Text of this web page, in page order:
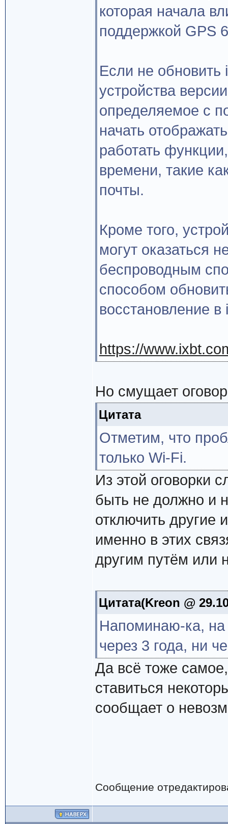
которая начала
поддержкой GPS
Если не обновить
устройства
определяемое с
начать
работать
времени, такие
почты.
Кроме того,
могут оказаться
беспроводным
способом
восстановление
https://
Но смущает
Цитата
Отметим, что
только Wi-Fi.
Из этой оговорки
быть не должно и
отключить другие
именно в этих
другим путём или
Цитата(Kreon @
Напоминаю-ка, на
через 3 года, ни
Да всё тоже
ставиться
сообщает о
Сообщение